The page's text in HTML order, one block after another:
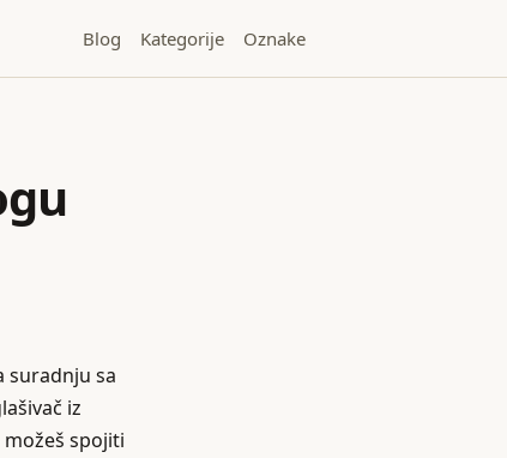
Blog Kategorije Oznake
suradnju sa
iz
spojiti